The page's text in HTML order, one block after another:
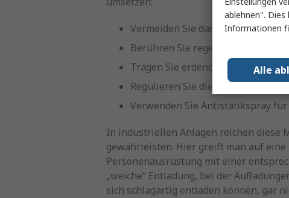
Vermeiden Sie das Tragen von
Berühren Sie regelmäßig geerdete
Tragen Sie erdende Schuhe ohne
Regulieren Sie die
Verwenden Sie Antistatikspray für
In industriellen Anlagen reichen diese
gewährleisten. Hier greift man auf
Personenausrüstung mit einer
„weiche“ Entladung, bei der
sich schlagartig entladen können, gar
ablehnen".
Informationen
Alle